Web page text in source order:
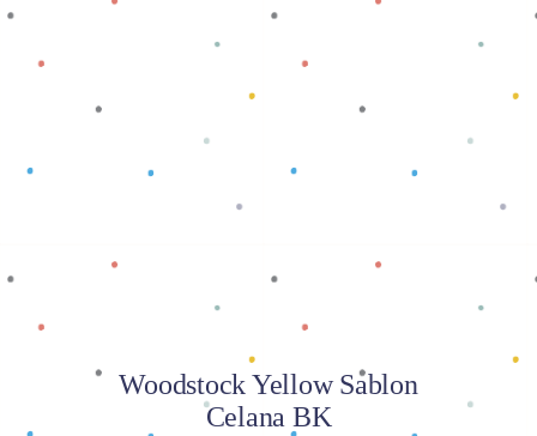
Woodstock Yellow Sablon
Celana BK